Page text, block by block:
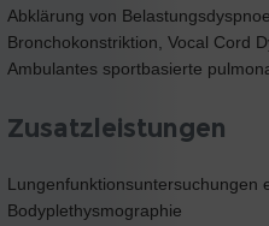
Abklärung von
Bronchokonstriktion, Vocal Cord
Ambulantes sportbasierte
Zusatzleistungen
Lungenfunktionsuntersuchungen
Bodyplethysmographie